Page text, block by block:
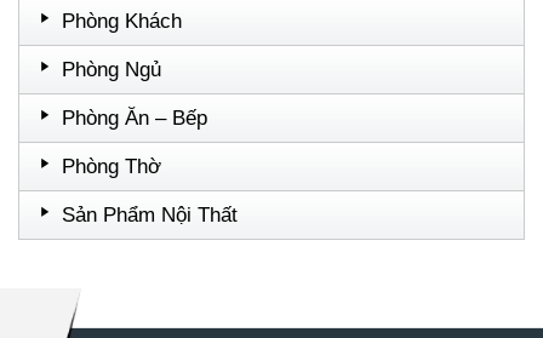
Phòng Khách
Phòng Ngủ
Phòng Ăn – Bếp
Phòng Thờ
Sản Phẩm Nội Thất